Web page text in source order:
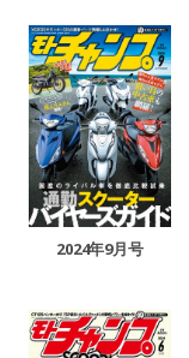
2024年9月号